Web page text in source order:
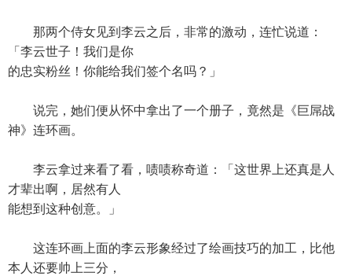
那两个侍女见到李云之后，非常的激动，连忙说道：
「李云世子！我们是你
的忠实粉丝！你能给我们签个名吗？」
说完，她们便从怀中拿出了一个册子，竟然是《巨屌战
神》连环画。
李云拿过来看了看，啧啧称奇道：「这世界上还真是人
才辈出啊，居然有人
能想到这种创意。」
这连环画上面的李云形象经过了绘画技巧的加工，比他
本人还要帅上三分，